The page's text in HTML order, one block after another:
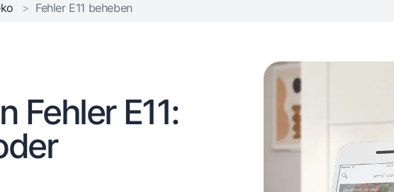
> Fehler E11 beheben
Fehler E11: